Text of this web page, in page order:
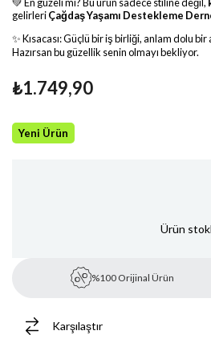
gelirleriÇağdaş Yaşamı Destekleme
✨ Kısacası: Güçlü bir iş birliği, anlam dolu
Hazırsan bu güzellik senin olmayı bekliyor.
₺1.749,90
Yeni Ürün
Ürün
%100 Orijinal Ürün
Karşılaştır